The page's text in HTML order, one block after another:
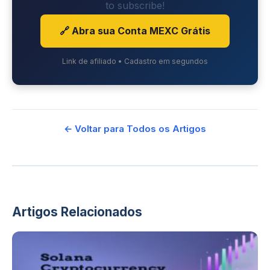
to subscribe!
🔗 Abra sua Conta MEXC Grátis
Link de afiliado • Cadastro em segundos
← Voltar para Todos os Artigos
Artigos Relacionados